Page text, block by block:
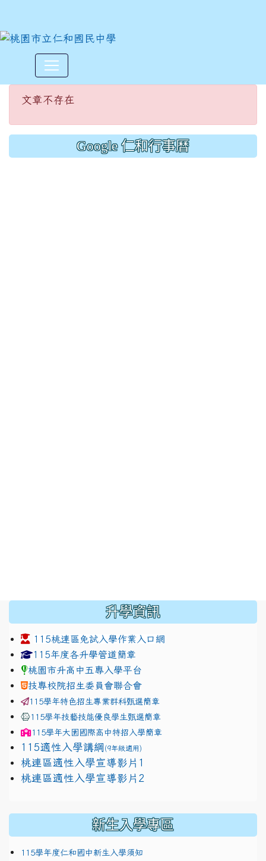
文章不存在
文章不存在
Google 仁和行事曆
升學資訊
115桃連區免試入學作業入口網
link to https://www.jhjhs.tyc.edu.tw/modules/
115年度各升學管道簡章
桃園市升高中五專入學平台
技專校院招生委員會聯合會
115學年特色招生專業群科甄選簡章
115學年技藝技能優良學生甄選簡章
115學年大園國際高中特招入學簡章
115適性入學講綱 (9年級適用)
link to https://docs.google.com/presentation/d/
桃連區適性入學宣導影片1
link to https://docs.google.com/presentation/d/
桃連區適性入學宣導影片2
新生入學專區
115學年度仁和國中新生入學須知